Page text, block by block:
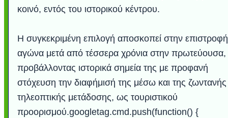
κοινό, εντός του ιστορικού κέντρου.
Η συγκεκριμένη επιλογή αποσκοπεί στην
αγώνα μετά από τέσσερα χρόνια στην πρωτεύουσα,
προβάλλοντας ιστορικά σημεία της με προφανή
στόχευση την διαφήμισή της μέσω και της ζωντανής
τηλεοπτικής μετάδοσης, ως τουριστικού
προορισμού.googletag.cmd.push(function() {